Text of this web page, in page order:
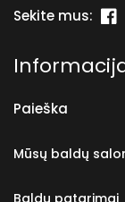
Sekite mus:
Paieška
Mūsų baldų
Baldų patarimai